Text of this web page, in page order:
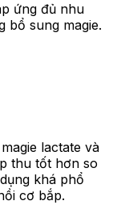
ứng đủ nhu
bổ sung magie.
lactate và
thu tốt hơn so
khá phổ
cơ bắp.